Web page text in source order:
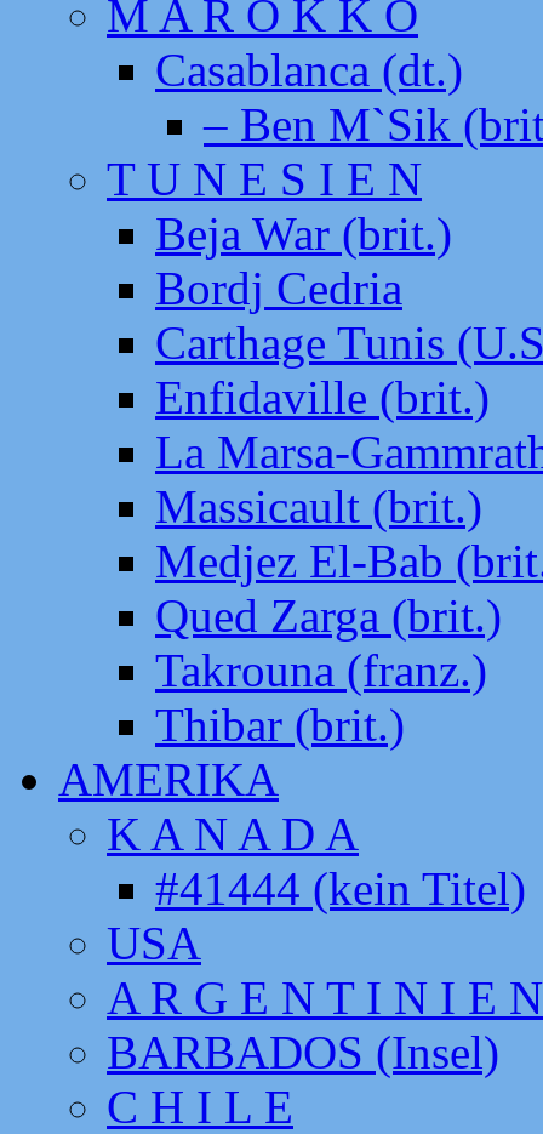
M A R O K K O
Casablanca (dt.)
– Ben M`Sik
T U N E S I E N
Beja War (brit.)
Bordj Cedria
Carthage Tunis
Enfidaville (brit.)
La Marsa-
Massicault (brit.)
Medjez El-Bab
Qued Zarga (brit.)
Takrouna (franz.)
Thibar (brit.)
AMERIKA
K A N A D A
#41444 (kein Titel)
USA
A R G E N T I N I E N
BARBADOS (Insel)
C H I L E